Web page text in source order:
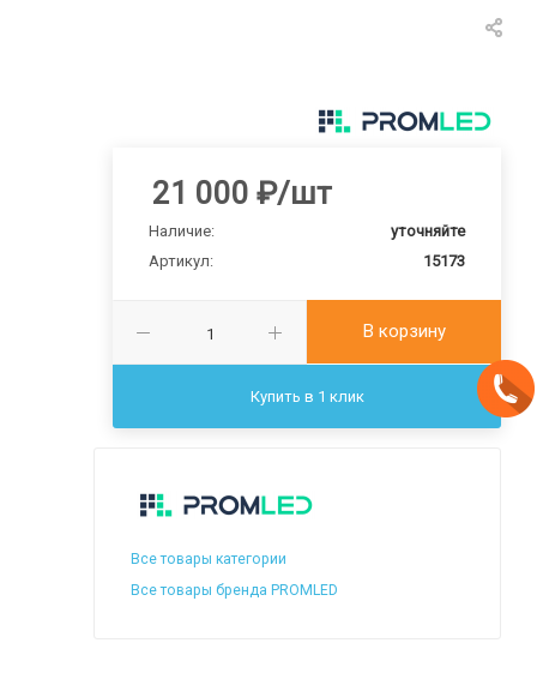
21 000 ₽/шт
Наличие:
уточняйте
Артикул:
15173
В корзину
Купить в 1 клик
Все товары категории
Все товары бренда PROMLED